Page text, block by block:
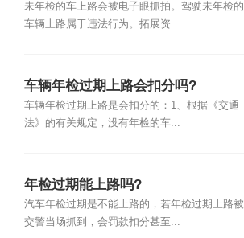
未年检的车上路会被电子眼抓拍。驾驶未年检的
车辆上路属于违法行为。拓展资...
车辆年检过期上路会扣分吗?
车辆年检过期上路是会扣分的：1、根据《交通
法》的有关规定，没有年检的车...
年检过期能上路吗?
汽车年检过期是不能上路的，若年检过期上路被
交警当场抓到，会罚款扣分甚至...